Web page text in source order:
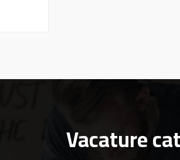
Vacature